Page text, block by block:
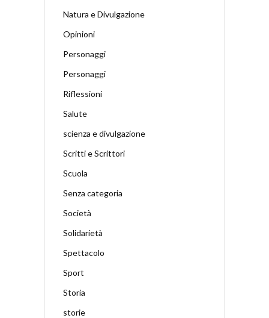
Natura e Divulgazione
Opinioni
Personaggi
Personaggi
Riflessioni
Salute
scienza e divulgazione
Scritti e Scrittori
Scuola
Senza categoria
Società
Solidarietà
Spettacolo
Sport
Storia
storie